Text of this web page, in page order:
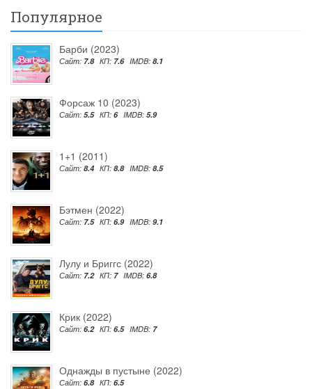
Популярное
Барби (2023)
Сайт: 7.8 КП: 7.6 IMDB: 8.1
Форсаж 10 (2023)
Сайт: 5.5 КП: 6 IMDB: 5.9
1+1 (2011)
Сайт: 8.4 КП: 8.8 IMDB: 8.5
Бэтмен (2022)
Сайт: 7.5 КП: 6.9 IMDB: 9.1
Лулу и Бриггс (2022)
Сайт: 7.2 КП: 7 IMDB: 6.8
Крик (2022)
Сайт: 6.2 КП: 6.5 IMDB: 7
Однажды в пустыне (2022)
Сайт: 6.8 КП: 6.5